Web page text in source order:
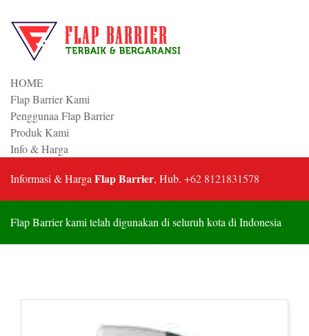
HOME
Flap Barrier Kami
Penggunaa Flap Barrier
Produk Kami
Info & Harga
Informasi & Harga Flap Barrier, Hub. +62 8121831578
Flap Barrier kami telah digunakan di seluruh kota di Indonesia